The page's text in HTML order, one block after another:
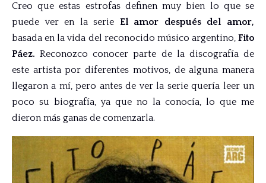
Creo que estas estrofas definen muy bien lo que se
puede ver en la serie El amor después del amor,
basada en la vida del reconocido músico argentino, Fito
Páez. Reconozco conocer parte de la discografía de
este artista por diferentes motivos, de alguna manera
llegaron a mí, pero antes de ver la serie quería leer un
poco su biografía, ya que no la conocía, lo que me
dieron más ganas de comenzarla.